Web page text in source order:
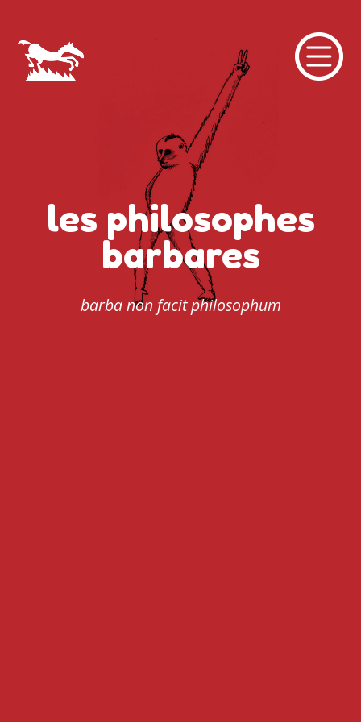
les philosophes
barbares
barba non facit philosophum